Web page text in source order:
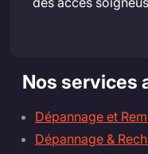
Nos services
Dépannage et
Dépannage &